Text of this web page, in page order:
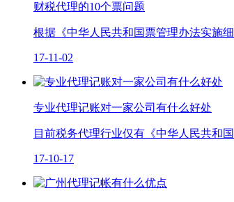
财税代理的10个票问题
根据《中华人民共和国票管理办法实施
17-11-02
专业代理记账对一家公司有什么好处
目前税务代理行业仅有《中华人民共和
17-10-17